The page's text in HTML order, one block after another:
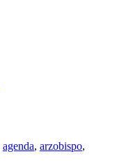
agenda, arzobispo,